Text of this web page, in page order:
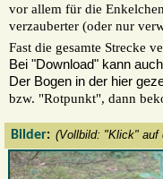
vor allem für die
verzauberter (oder nur
Fast die gesamte Strecke
Bei "Download" kann
Der Bogen in der hier
bzw. "Rotpunkt", dann
Bilder: (Vollbild: "Klick" auf